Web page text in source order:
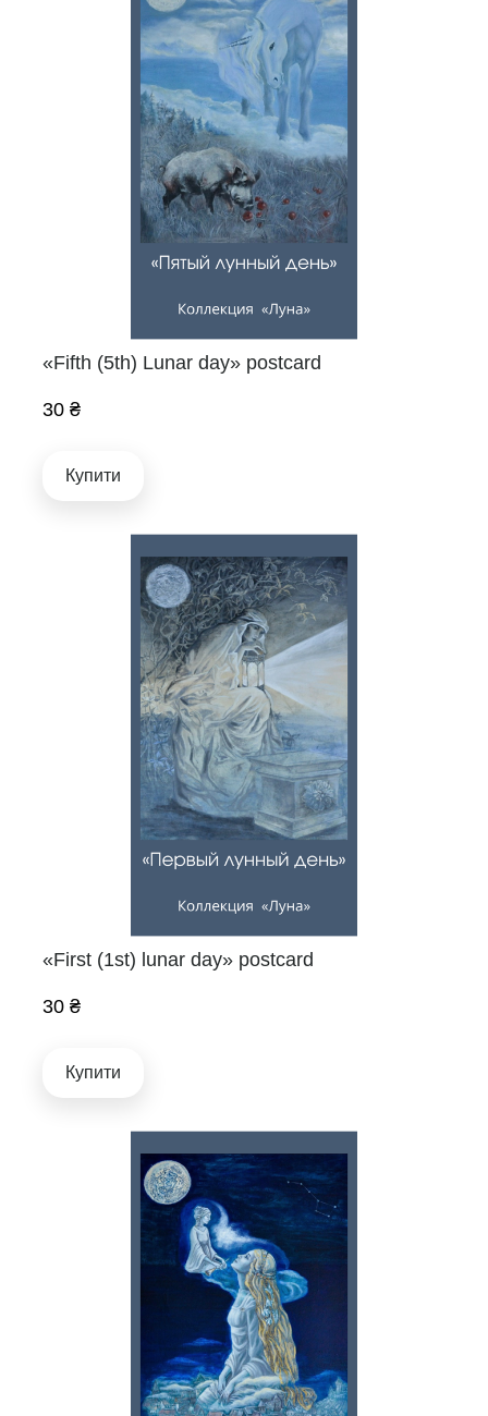
«Fifth (5th) Lunar day» postcard
30 ₴
Купити
«First (1st) lunar day» postcard
30 ₴
Купити